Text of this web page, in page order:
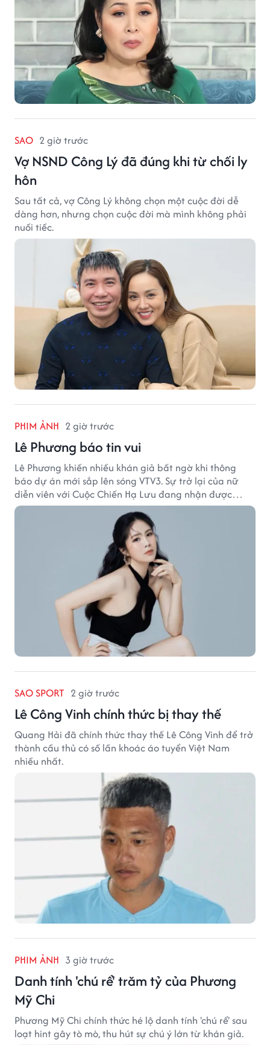
SAO 2 giờ trước
Vợ NSND Công Lý đã đúng khi từ chối ly
hôn
Sau tất cả, vợ Công Lý không chọn một cuộc đời dễ
dàng hơn, nhưng chọn cuộc đời mà mình không phải
nuối tiếc.
PHIM ẢNH 2 giờ trước
Lê Phương báo tin vui
Lê Phương khiến nhiều khán giả bất ngờ khi thông
báo dự án mới sắp lên sóng VTV3. Sự trở lại của nữ
diễn viên với Cuộc Chiến Hạ Lưu đang nhận được
nhiều sự quan tâm.
SAO SPORT 2 giờ trước
Lê Công Vinh chính thức bị thay thế
Quang Hải đã chính thức thay thế Lê Công Vinh để trở
thành cầu thủ có số lần khoác áo tuyển Việt Nam
nhiều nhất.
PHIM ẢNH 3 giờ trước
Danh tính 'chú rể' trăm tỷ của Phương
Mỹ Chi
Phương Mỹ Chi chính thức hé lộ danh tính 'chú rể' sau
loạt hint gây tò mò, thu hút sự chú ý lớn từ khán giả.